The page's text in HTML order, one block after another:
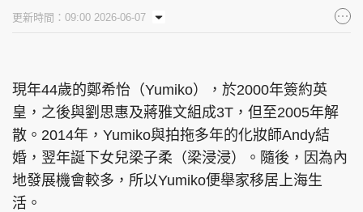
東周刊 cazbuyer 東Touch
更新時間：09:00 2026-06-07
現年44歲的鄭希怡（Yumiko），於2000年簽約英
皇，之後與劉思惠及蔣雅文組成3T，但至2005年解
散。2014年，Yumiko與拍拖多年的化妝師Andy結
婚，翌年誕下女兒梁子柔（梁浸浸）。隨後，因為內
地發展機會較多，所以Yumiko便舉家移居上海生
活。